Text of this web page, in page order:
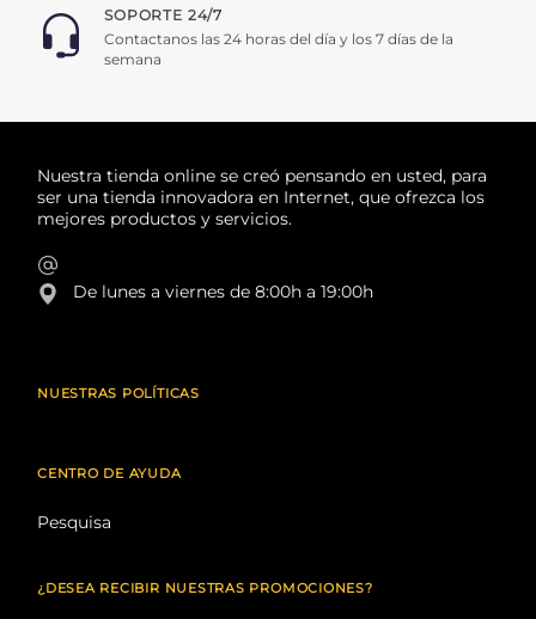
SOPORTE 24/7
Contactanos las 24 horas del día y los 7 días de la
semana
Nuestra tienda online se creó pensando en usted, para
ser una tienda innovadora en Internet, que ofrezca los
mejores productos y servicios.
De lunes a viernes de 8:00h a 19:00h
NUESTRAS POLÍTICAS
CENTRO DE AYUDA
Pesquisa
¿DESEA RECIBIR NUESTRAS PROMOCIONES?